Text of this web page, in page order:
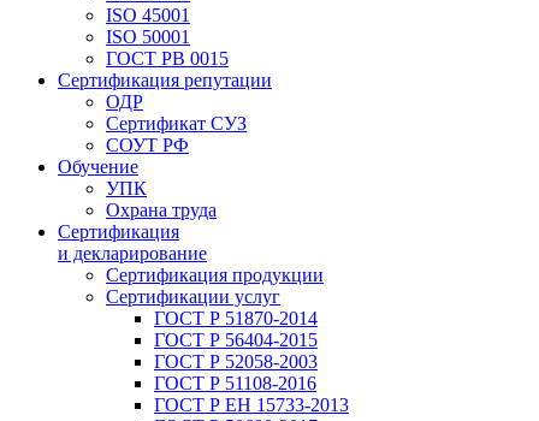
ISO 45001
ISO 50001
ГОСТ РВ 0015
Сертификация репутации
ОДР
Сертификат СУЗ
СОУТ РФ
Обучение
УПК
Охрана труда
Сертификация
и декларирование
Сертификация продукции
Сертификации услуг
ГОСТ Р 51870-2014
ГОСТ Р 56404-2015
ГОСТ Р 52058-2003
ГОСТ Р 51108-2016
ГОСТ Р ЕН 15733-2013